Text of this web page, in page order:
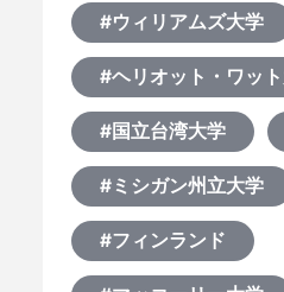
#ウィリアムズ大学
#ヘリオット・ワッ
#国立台湾大学
#ミシガン州立大学
#フィンランド